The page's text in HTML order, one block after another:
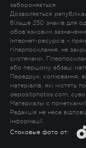
забороняється.
Дозволяється
більше 250 знаків для
обов'язковим
Інтернет-ресурсів –
гіперпосилання, не
системами.
або першому абзаці
Передрук, копіювання,
матеріалів, які
depositphotos.com,
Материалы с пометками!
Редакція не несе
інформації.
Стоковые фото от: